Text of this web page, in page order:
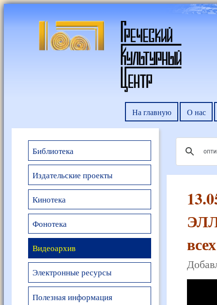
На главную О нас
Библиотека
Издательские проекты
Кинотека
Фонотека
Видеоархив
Электронные ресурсы
Полезная информация